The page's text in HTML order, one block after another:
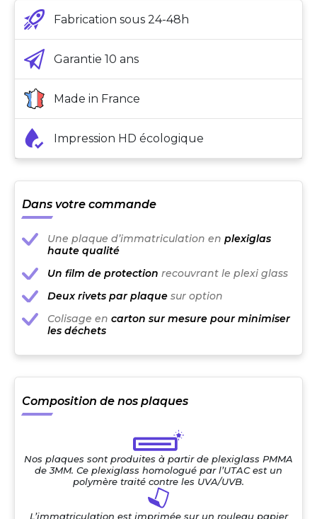
Fabrication sous 24-48h
Garantie 10 ans
Made in France
Impression HD écologique
Dans votre commande
Une plaque d’immatriculation en plexiglas
haute qualité
Un film de protection recouvrant le plexi glass
Deux rivets par plaque sur option
Colisage en carton sur mesure pour minimiser
les déchets
Composition de nos plaques
Nos plaques sont produites à partir de plexiglass PMMA
de 3MM. Ce plexiglass homologué par l’UTAC est un
polymère traité contre les UVA/UVB.
L’immatriculation est imprimée sur un rouleau papier